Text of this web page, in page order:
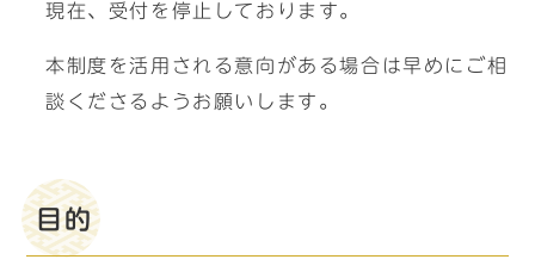
現在、受付を停止しております。
本制度を活用される意向がある場合は早めにご相
談くださるようお願いします。
目的